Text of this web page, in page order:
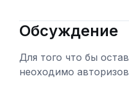
Обсуждение
Для того что бы
неоходимо